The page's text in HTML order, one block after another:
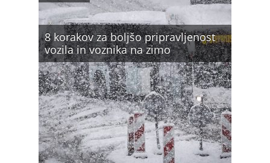
8 korakov za boljšo pripravljenost
vozila in voznika na zimo